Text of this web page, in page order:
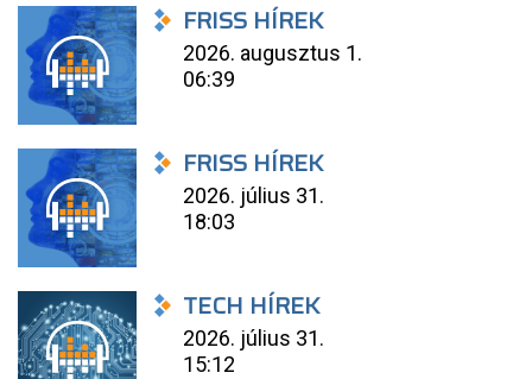
FRISS HÍREK
2026. augusztus 1.
06:39
FRISS HÍREK
2026. július 31.
18:03
TECH HÍREK
2026. július 31.
15:12